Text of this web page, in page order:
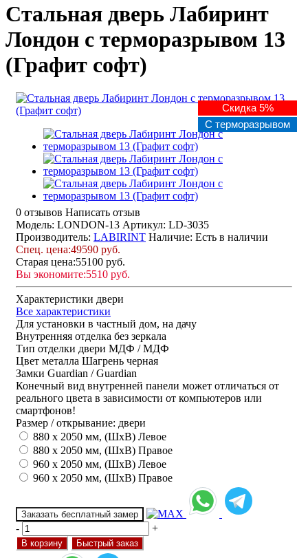
Стальная дверь Лабиринт
Лондон с терморазрывом 13
(Графит софт)
Скидка 5%
С терморазрывом
0 отзывов Написать отзыв
Модель: LONDON-13 Артикул: LD-3035
Производитель: LABIRINT Наличие: Есть в наличии
Спец. цена:49590 руб.
Старая цена:55100 руб.
Вы экономите:5510 руб.
Характеристики двери
Все характеристики
Для установки в частный дом, на дачу
Внутренняя отделка без зеркала
Тип отделки двери МДФ / МДФ
Цвет металла Шагрень черная
Замки Guardian / Guardian
Конечный вид внутренней панели может отличаться от
реального цвета в зависимости от компьютеров или
смартфонов!
Размер / открывание: двери
880 х 2050 мм, (ШхВ) Левое
880 х 2050 мм, (ШхВ) Правое
960 х 2050 мм, (ШхВ) Левое
960 х 2050 мм, (ШхВ) Правое
Заказать бесплатный замер
- +
В корзину Быстрый заказ